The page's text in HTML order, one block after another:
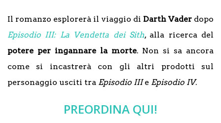
Il romanzo esplorerà il viaggio di Darth Vader dopo
Episodio III: La Vendetta dei Sith, alla ricerca del
potere per ingannare la morte. Non si sa ancora
come si incastrerà con gli altri prodotti sul
personaggio usciti tra Episodio IIIe Episodio IV.
PREORDINA QUI!